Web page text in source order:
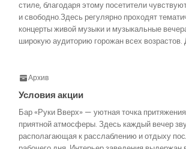
стиле, благодаря этому посетители
и свободно.Здесь регулярно проходят
концерты живой музыки и музыкальные
широкую аудиторию горожан всех
Архив
Условия акции
Бар «Руки Вверх» — уютная точка
приятной атмосферы. Здесь каждый вечер
располагающая к расслаблению и отдыху